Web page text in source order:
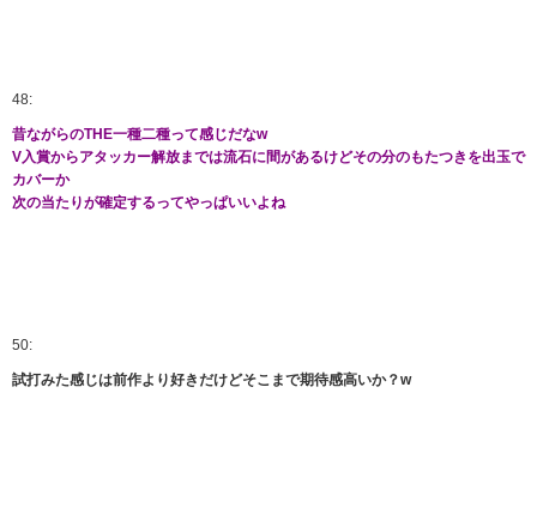
48:
昔ながらのTHE一種二種って感じだなw
V入賞からアタッカー解放までは流石に間があるけどその分のもたつきを出玉で
カバーか
次の当たりが確定するってやっぱいいよね
50:
試打みた感じは前作より好きだけどそこまで期待感高いか？w